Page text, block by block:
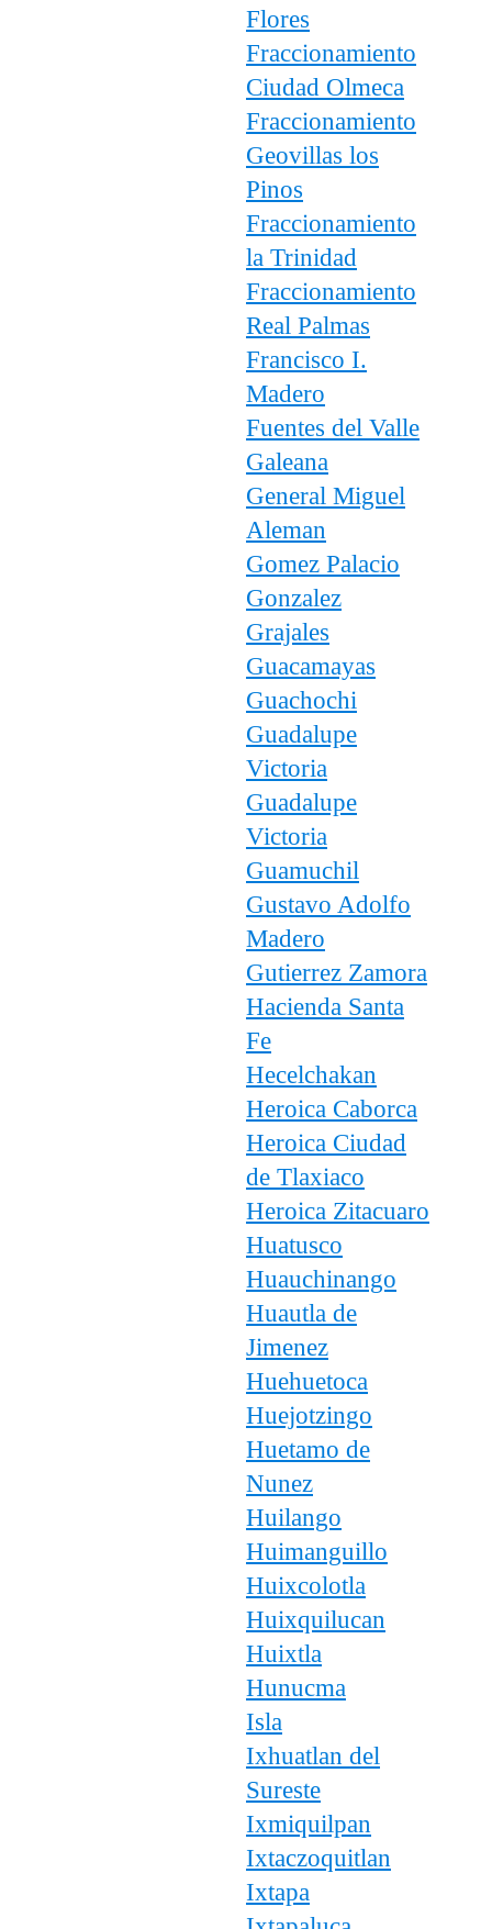
Flores
Fraccionamiento
Ciudad Olmeca
Fraccionamiento
Geovillas los
Pinos
Fraccionamiento
la Trinidad
Fraccionamiento
Real Palmas
Francisco I.
Madero
Fuentes del Valle
Galeana
General Miguel
Aleman
Gomez Palacio
Gonzalez
Grajales
Guacamayas
Guachochi
Guadalupe
Victoria
Guadalupe
Victoria
Guamuchil
Gustavo Adolfo
Madero
Gutierrez Zamora
Hacienda Santa
Fe
Hecelchakan
Heroica Caborca
Heroica Ciudad
de Tlaxiaco
Heroica Zitacuaro
Huatusco
Huauchinango
Huautla de
Jimenez
Huehuetoca
Huejotzingo
Huetamo de
Nunez
Huilango
Huimanguillo
Huixcolotla
Huixquilucan
Huixtla
Hunucma
Isla
Ixhuatlan del
Sureste
Ixmiquilpan
Ixtaczoquitlan
Ixtapa